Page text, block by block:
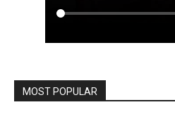
MOST POPULAR